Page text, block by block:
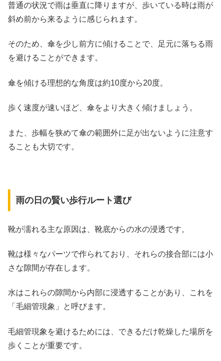
普通の状況で雨は垂直に降りますが、歩いている時は雨が
斜め前から来るように感じられます。
そのため、傘を少し前方に傾けることで、足元に落ちる雨
を避けることができます。
傘を傾ける理想的な角度は約10度から20度。
歩く速度が速いほど、傘をより大きく傾けましょう。
また、歩幅を狭めて傘の範囲外に足が出ないように注意す
ることも大切です。
雨の日の賢い歩行ルート選び
靴が濡れる主な原因は、靴底からの水の浸透です。
靴は様々なパーツで作られており、それらの接合部には小
さな隙間が存在します。
水はこれらの隙間から内部に浸透することがあり、これを
「毛細管現象」と呼びます。
毛細管現象を避けるためには、できるだけ乾燥した場所を
歩くことが重要です。